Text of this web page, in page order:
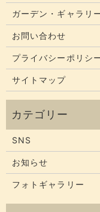
ガーデン・ギャラリ
お問い合わせ
プライバシーポリシ
サイトマップ
SNS
お知らせ
フォトギャラリー